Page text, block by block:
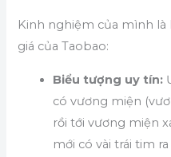
Kinh nghiệm của mình
giá của Taobao:
Biểu tượng uy tín:
có vương miện
rồi tới vương miện
mới có vài trái tim